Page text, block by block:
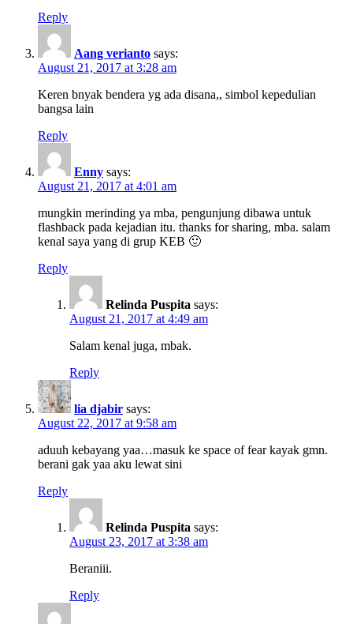
Reply
Aang verianto says:
August 21, 2017 at 3:28 am
Keren bnyak bendera yg ada disana,, simbol kepedulian
bangsa lain
Reply
Enny says:
August 21, 2017 at 4:01 am
mungkin merinding ya mba, pengunjung dibawa untuk
flashback pada kejadian itu. thanks for sharing, mba. salam
kenal saya yang di grup KEB 🙂
Reply
Relinda Puspita says:
August 21, 2017 at 4:49 am
Salam kenal juga, mbak.
Reply
lia djabir says:
August 22, 2017 at 9:58 am
aduuh kebayang yaa…masuk ke space of fear kayak gmn.
berani gak yaa aku lewat sini
Reply
Relinda Puspita says:
August 23, 2017 at 3:38 am
Beraniii.
Reply